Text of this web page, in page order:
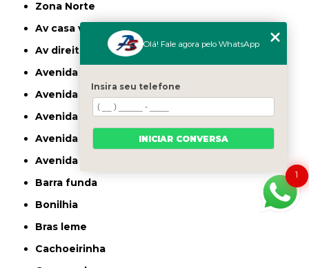
Zona Norte
av casa verde
av direitos humanos
avenida casa verde
avenida deputado emilio carlos
avenida engenheiro caetano alvares
avenida imirin
avenida inajar de souza
barra funda
bonilhia
bras leme
cachoeirinha
1
Olá! Fale agora pelo WhatsApp
Insira seu telefone
INICIAR CONVERSA